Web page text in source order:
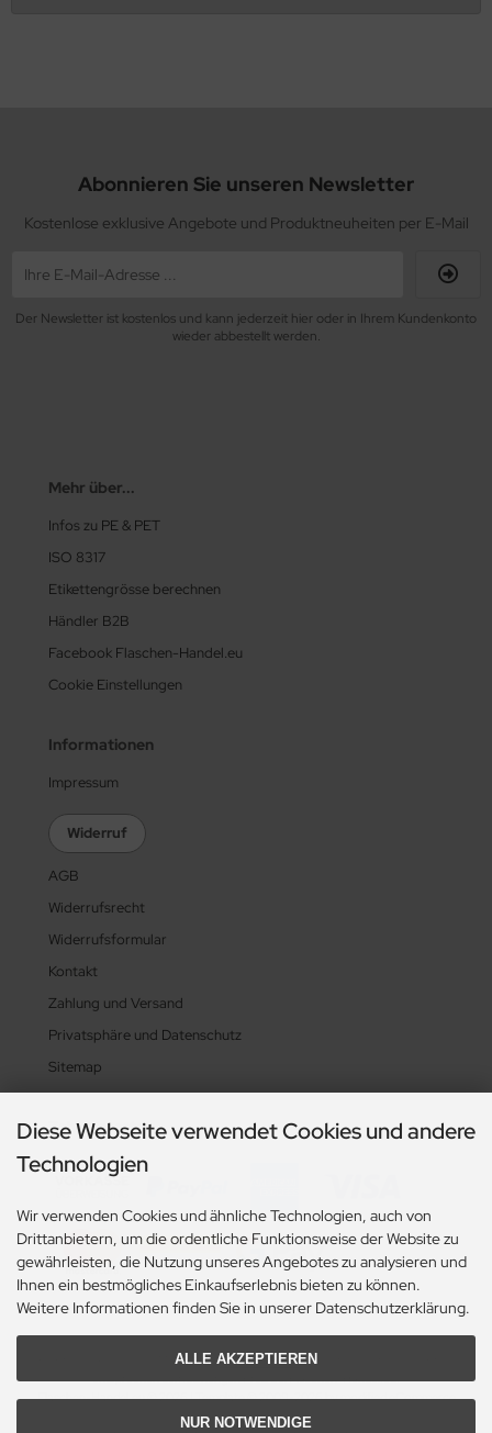
Abonnieren Sie unseren Newsletter
Kostenlose exklusive Angebote und Produktneuheiten per E-Mail
Der Newsletter ist kostenlos und kann jederzeit hier oder in Ihrem Kundenkonto
wieder abbestellt werden.
Mehr über...
Infos zu PE & PET
ISO 8317
Etikettengrösse berechnen
Händler B2B
Facebook Flaschen-Handel.eu
Cookie Einstellungen
Informationen
Impressum
Widerruf
AGB
Widerrufsrecht
Widerrufsformular
Kontakt
Zahlung und Versand
Privatsphäre und Datenschutz
Sitemap
Zahlungsarten
Alle Preise exkl. gesetzl. MwSt. zzgl.Versandkosten. Die durchgestrichenen Preise
entsprechen dem bisherigen Preis bei Flaschen-Handel.eu.
Flaschen-Handel.eu © 2026 | Template © 2009-2026 by modified eCommerce
Shopsoftware
Diese Webseite verwendet Cookies und andere
Technologien
Wir verwenden Cookies und ähnliche Technologien, auch von
Drittanbietern, um die ordentliche Funktionsweise der Website zu
gewährleisten, die Nutzung unseres Angebotes zu analysieren und
Ihnen ein bestmögliches Einkaufserlebnis bieten zu können.
Weitere Informationen finden Sie in unserer Datenschutzerklärung.
ALLE AKZEPTIEREN
NUR NOTWENDIGE